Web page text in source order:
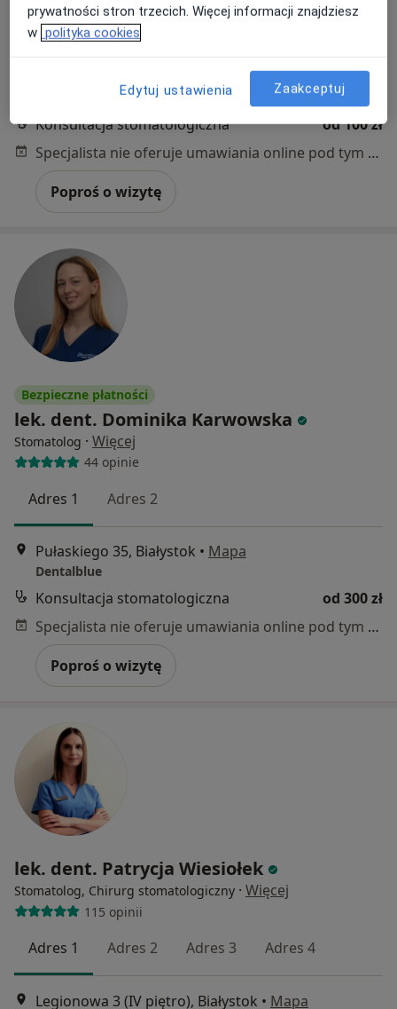
Adres 1 Adres 2 Adres 3
Mapa
SZCZYGIEŁ STOMATOLOGIA
Konsultacja stomatologiczna
od 100 zł
Specjalista nie oferuje umawiania online pod tym adresem.
Poproś o wizytę
Bezpieczne płatności
lek. dent. Dominika Karwowska
Stomatolog · Więcej
44 opinie
Adres 1 Adres 2
Pułaskiego 35, Białystok • Mapa
Dentalblue
Konsultacja stomatologiczna
od 300 zł
Specjalista nie oferuje umawiania online pod tym adresem.
Poproś o wizytę
lek. dent. Patrycja Wiesiołek
Stomatolog, Chirurg stomatologiczny · Więcej
115 opinii
Adres 1 Adres 2 Adres 3 Adres 4
Legionowa 3 (IV piętro), Białystok • Mapa
prywatności stron trzecich. Więcej informacji znajdziesz
w polityka cookies
Edytuj ustawienia Zaakceptuj